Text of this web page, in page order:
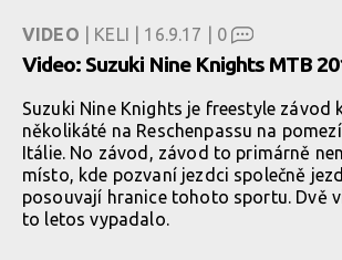
VIDEO | KELI | 16.9.17 | 0
Video: Suzuki Nine Knights MTB
Suzuki Nine Knights je freestyle závod
několikáté na Reschenpassu na
Itálie. No závod, závod to primárně
místo, kde pozvaní jezdci společně
posouvají hranice tohoto sportu. Dvě
to letos vypadalo.